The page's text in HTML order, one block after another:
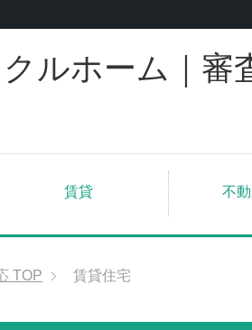
ルホーム｜審
賃貸 不
TOP 賃貸住宅